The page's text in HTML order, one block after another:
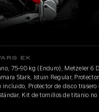
EX
75-90 kg (Enduro), Metzeler 6
Stark, Istuin Regular,
incluido, Protector de disco trasero
Kit de tornillos de titanio